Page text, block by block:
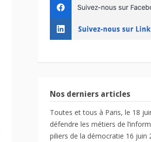
Nos derniers articles
Toutes et tous à Paris, le 18
défendre les métiers de
piliers de la démocratie 16 juin